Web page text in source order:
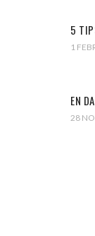
5
1
EN
28